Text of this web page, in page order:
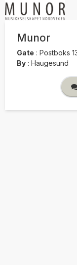
Munor
Gate : Postboks
By : Haugesund